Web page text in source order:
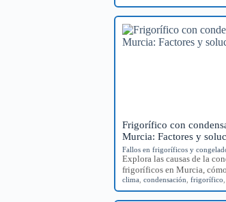
Frigorífico con
Murcia: Factores y
Fallos en frigoríficos y
Explora las causas de la
frigoríficos en Murcia,
clima ,condensación ,frigorífico